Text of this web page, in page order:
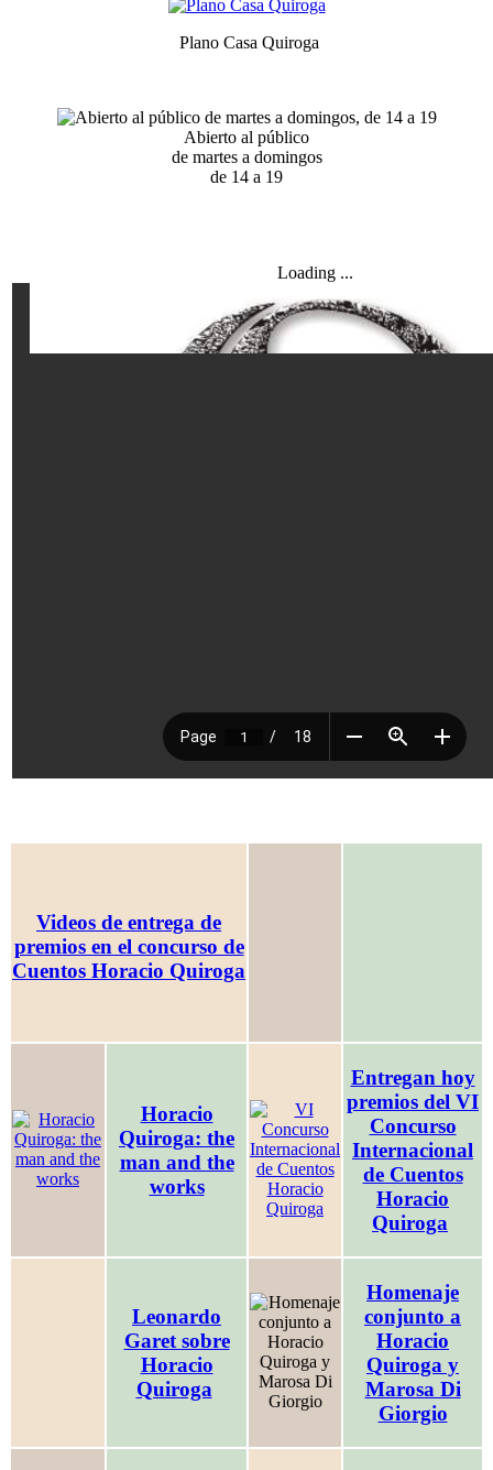
Plano Casa Quiroga
Abierto al público
de martes a domingos
de 14 a 19
Loading ...
Videos de entrega de
premios en el concurso de
Cuentos Horacio Quiroga
Horacio
Quiroga: the
man and the
works
Entregan hoy
premios del VI
Concurso
Internacional
de Cuentos
Horacio
Quiroga
Leonardo
Garet sobre
Horacio
Quiroga
Homenaje
conjunto a
Horacio
Quiroga y
Marosa Di
Giorgio